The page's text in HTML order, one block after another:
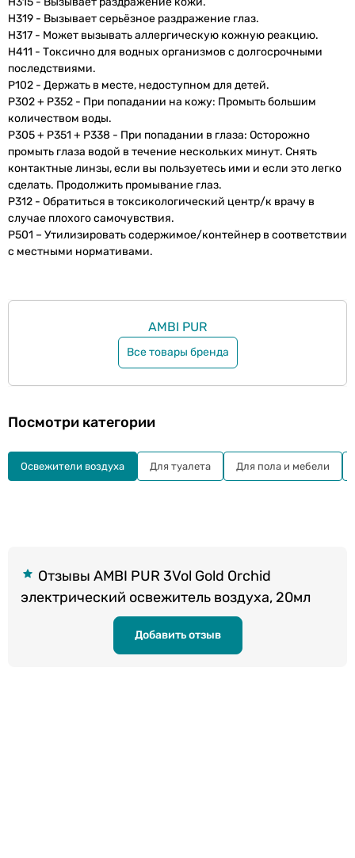
H319 - Вызывает серьёзное раздражение глаз.
H317 - Может вызывать аллергическую кожную реакцию.
H411 - Токсично для водных организмов с долгосрочными
последствиями.
P102 - Держать в месте, недоступном для детей.
P302 + P352 - При попадании на кожу: Промыть большим
количеством воды.
P305 + P351 + P338 - При попадании в глаза: Осторожно
промыть глаза водой в течение нескольких минут. Снять
контактные линзы, если вы пользуетесь ими и если это легко
сделать. Продолжить промывание глаз.
P312 - Обратиться в токсикологический центр/к врачу в
случае плохого самочувствия.
P501 – Утилизировать содержимое/контейнер в соответствии
с местными нормативами.
AMBI PUR
Все товары бренда
Отзывы AMBI PUR 3Vol Gold Orchid
электрический освежитель воздуха, 20мл
Добавить отзыв
Посмотри категории
Освежители воздуха Для туалета Для пола и мебели